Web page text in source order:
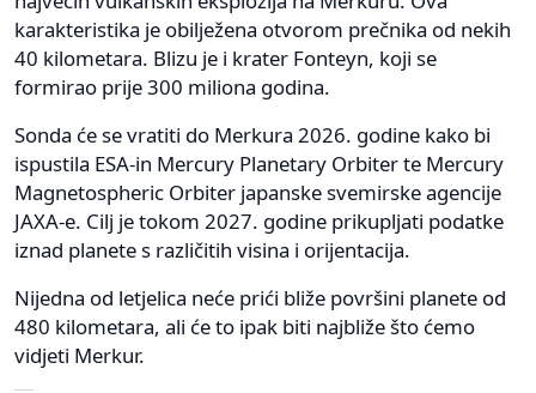
karakteristika je obilježena otvorom prečnika od nekih
40 kilometara. Blizu je i krater Fonteyn, koji se
formirao prije 300 miliona godina.
Sonda će se vratiti do Merkura 2026. godine kako bi
ispustila ESA-in Mercury Planetary Orbiter te Mercury
Magnetospheric Orbiter japanske svemirske agencije
JAXA-e. Cilj je tokom 2027. godine prikupljati podatke
iznad planete s različitih visina i orijentacija.
Nijedna od letjelica neće prići bliže površini planete od
480 kilometara, ali će to ipak biti najbliže što ćemo
vidjeti Merkur.